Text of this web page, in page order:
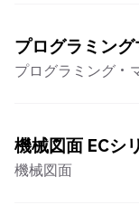
プログラミン
プログラミング・
機械図面 ECシ
機械図面